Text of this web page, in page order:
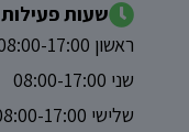
שעות פעילות
ראשון 08:00-17:00
שני 08:00-17:00
שלישי 08:00-17:00